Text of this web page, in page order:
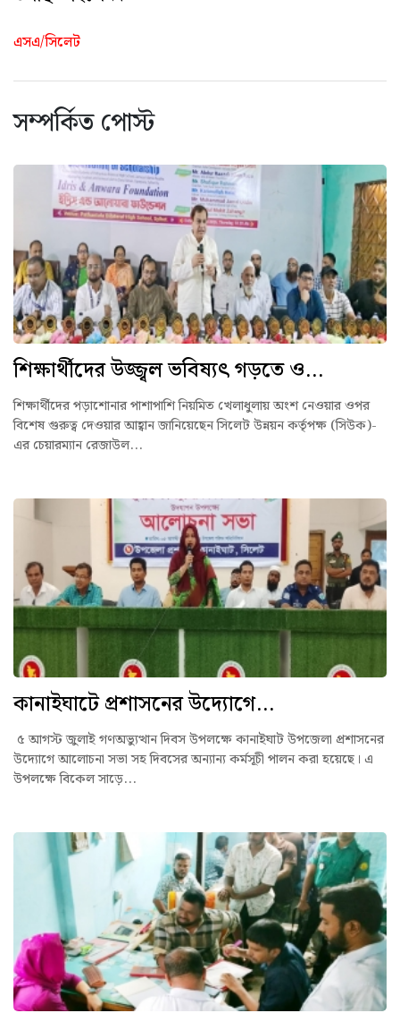
এসএ/সিলেট
সম্পর্কিত পোস্ট
শিক্ষার্থীদের উজ্জ্বল ভবিষ্যৎ গড়তে ও...
শিক্ষার্থীদের পড়াশোনার পাশাপাশি নিয়মিত খেলাধুলায় অংশ নেওয়ার ওপর
বিশেষ গুরুত্ব দেওয়ার আহ্বান জানিয়েছেন সিলেট উন্নয়ন কর্তৃপক্ষ (সিউক)-
এর চেয়ারম্যান রেজাউল...
কানাইঘাটে প্রশাসনের উদ্যোগে...
৫ আগস্ট জুলাই গণঅভ্যুত্থান দিবস উপলক্ষে কানাইঘাট উপজেলা প্রশাসনের
উদ্যোগে আলোচনা সভা সহ দিবসের অন্যান্য কর্মসূচী পালন করা হয়েছে। এ
উপলক্ষে বিকেল সাড়ে...